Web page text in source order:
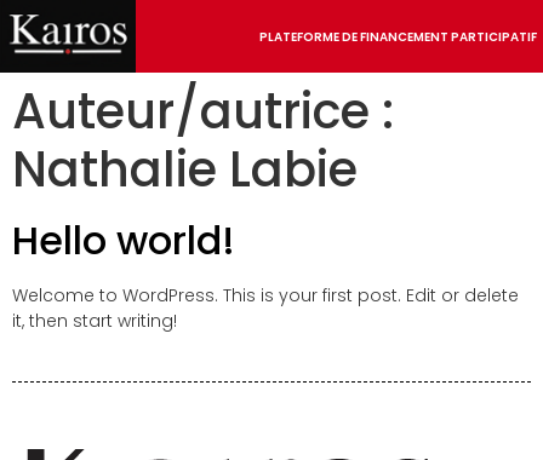
PLATEFORME DE FINANCEMENT PARTICIPATIF
Auteur/autrice :
Nathalie Labie
Hello world!
Welcome to WordPress. This is your first post. Edit or delete
it, then start writing!